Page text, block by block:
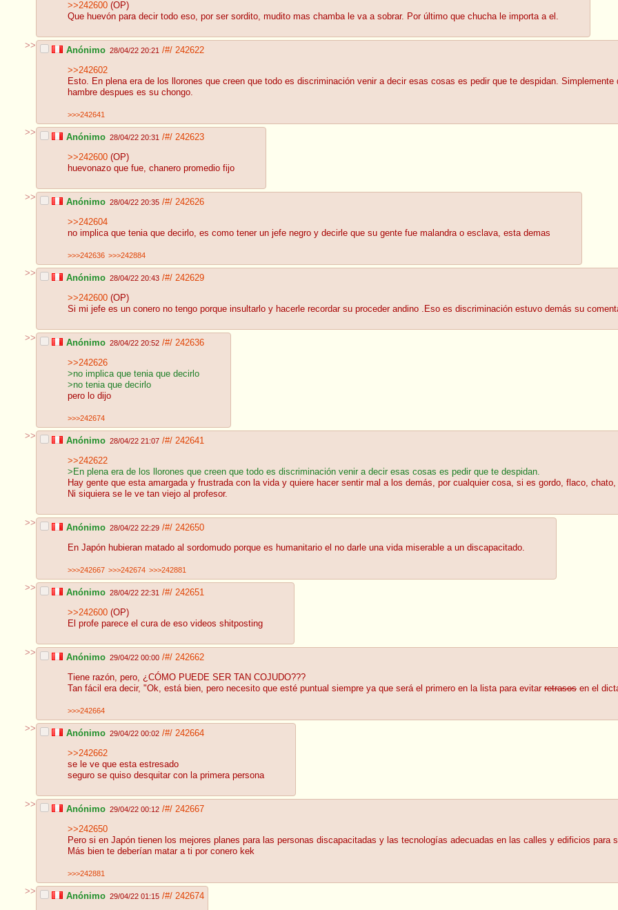
>>242600 (OP)
Que huevón para decir todo eso, por ser sordito, mudito mas chamba le va a sobrar. Por último que chucha le importa a el.
>> Anónimo 28/04/22 20:21 /#/ 242622
>>242602
Esto. En plena era de los llorones que creen que todo es discriminación venir a decir esas cosas es pedir que te despidan.
hambre despues es su chongo.
>>>242641
>> Anónimo 28/04/22 20:31 /#/ 242623
>>242600 (OP)
huevonazo que fue, chanero promedio fijo
>> Anónimo 28/04/22 20:35 /#/ 242626
>>242604
no implica que tenia que decirlo, es como tener un jefe negro y decirle que su gente fue malandra o esclava, esta demas
>>>242636 >>>242884
>> Anónimo 28/04/22 20:43 /#/ 242629
>>242600 (OP)
Si mi jefe es un conero no tengo porque insultarlo y hacerle recordar su proceder andino .Eso es discriminación estuvo demás su
>> Anónimo 28/04/22 20:52 /#/ 242636
>>242626
>no implica que tenia que decirlo
>no tenia que decirlo
pero lo dijo
>>>242674
>> Anónimo 28/04/22 21:07 /#/ 242641
>>242622
>En plena era de los llorones que creen que todo es discriminación venir a decir esas cosas es pedir que te despidan.
Hay gente que esta amargada y frustrada con la vida y quiere hacer sentir mal a los demás, por cualquier cosa, si es gordo, flaco,
Ni siquiera se le ve tan viejo al profesor.
>> Anónimo 28/04/22 22:29 /#/ 242650
En Japón hubieran matado al sordomudo porque es humanitario el no darle una vida miserable a un discapacitado.
>>>242667 >>>242674 >>>242881
>> Anónimo 28/04/22 22:31 /#/ 242651
>>242600 (OP)
El profe parece el cura de eso videos shitposting
>> Anónimo 29/04/22 00:00 /#/ 242662
Tiene razón, pero, ¿CÓMO PUEDE SER TAN COJUDO???
Tan fácil era decir, "Ok, está bien, pero necesito que esté puntual siempre ya que será el primero en la lista para evitar retrasos en el
>>>242664
>> Anónimo 29/04/22 00:02 /#/ 242664
>>242662
se le ve que esta estresado
seguro se quiso desquitar con la primera persona
>> Anónimo 29/04/22 00:12 /#/ 242667
>>242650
Pero si en Japón tienen los mejores planes para las personas discapacitadas y las tecnologías adecuadas en las calles y edificios para
Más bien te deberían matar a ti por conero kek
>>>242881
>> Anónimo 29/04/22 01:15 /#/ 242674